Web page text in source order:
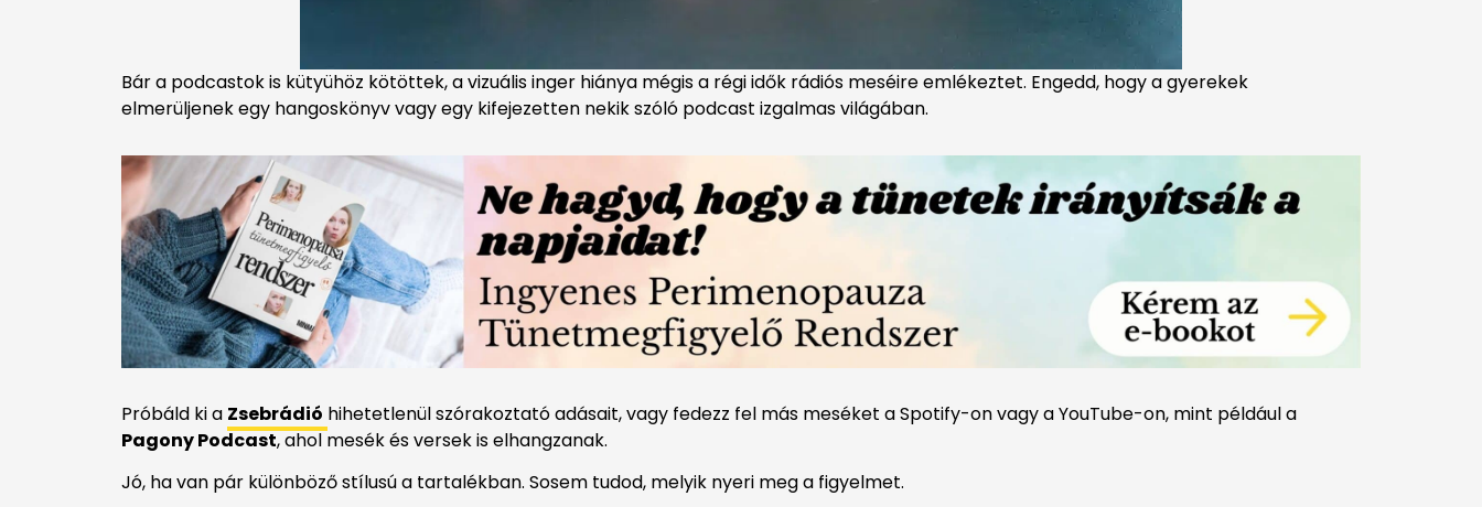
Bár a podcastok is kütyühöz kötöttek, a vizuális inger hiánya mégis a régi idők rádiós meséire emlékeztet. Engedd, hogy a gyerekek
elmerüljenek egy hangoskönyv vagy egy kifejezetten nekik szóló podcast izgalmas világában.
Próbáld ki a Zsebrádió hihetetlenül szórakoztató adásait, vagy fedezz fel más meséket a Spotify-on vagy a YouTube-on, mint például a
Pagony Podcast, ahol mesék és versek is elhangzanak.
Jó, ha van pár különböző stílusú a tartalékban. Sosem tudod, melyik nyeri meg a figyelmet.